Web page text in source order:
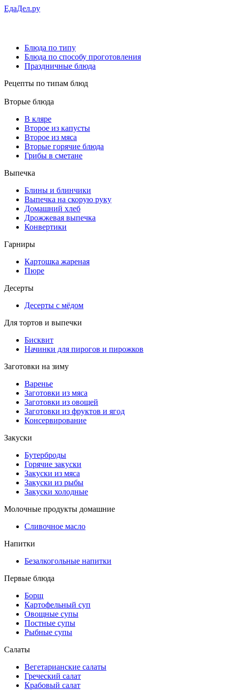
ЕдаДел.ру
Блюда по типу
Блюда по способу проготовления
Праздничные блюда
Рецепты по типам блюд
Вторые блюда
В кляре
Второе из капусты
Второе из мяса
Вторые горячие блюда
Грибы в сметане
Выпечка
Блины и блинчики
Выпечка на скорую руку
Домашний хлеб
Дрожжевая выпечка
Конвертики
Гарниры
Картошка жареная
Пюре
Десерты
Десерты с мёдом
Для тортов и выпечки
Бисквит
Начинки для пирогов и пирожков
Заготовки на зиму
Варенье
Заготовки из мяса
Заготовки из овощей
Заготовки из фруктов и ягод
Консервирование
Закуски
Бутерброды
Горячие закуски
Закуски из мяса
Закуски из рыбы
Закуски холодные
Молочные продукты домашние
Сливочное масло
Напитки
Безалкогольные напитки
Первые блюда
Борщ
Картофельный суп
Овощные супы
Постные супы
Рыбные супы
Салаты
Вегетарианские салаты
Греческий салат
Крабовый салат